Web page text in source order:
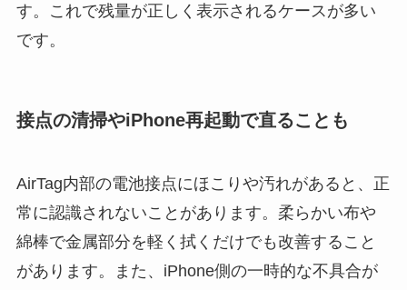
す。これで残量が正しく表示されるケースが多い
です。
接点の清掃やiPhone再起動で直ることも
AirTag内部の電池接点にほこりや汚れがあると、正
常に認識されないことがあります。柔らかい布や
綿棒で金属部分を軽く拭くだけでも改善すること
があります。また、iPhone側の一時的な不具合が